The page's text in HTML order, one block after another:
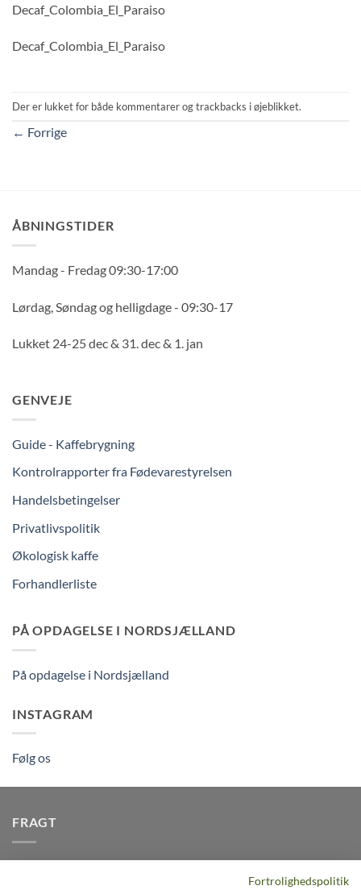
Decaf_Colombia_El_Paraiso
Decaf_Colombia_El_Paraiso
Der er lukket for både kommentarer og trackbacks i øjeblikket.
← Forrige
ÅBNINGSTIDER
Mandag - Fredag 09:30-17:00
Lørdag, Søndag og helligdage - 09:30-17
Lukket 24-25 dec & 31. dec & 1. jan
GENVEJE
Guide - Kaffebrygning
Kontrolrapporter fra Fødevarestyrelsen
Handelsbetingelser
Privatlivspolitik
Økologisk kaffe
Forhandlerliste
PÅ OPDAGELSE I NORDSJÆLLAND
På opdagelse i Nordsjælland
INSTAGRAM
Følg os
FRAGT
på alle pakker - Husk der er fri
Fortrolighedspolitik